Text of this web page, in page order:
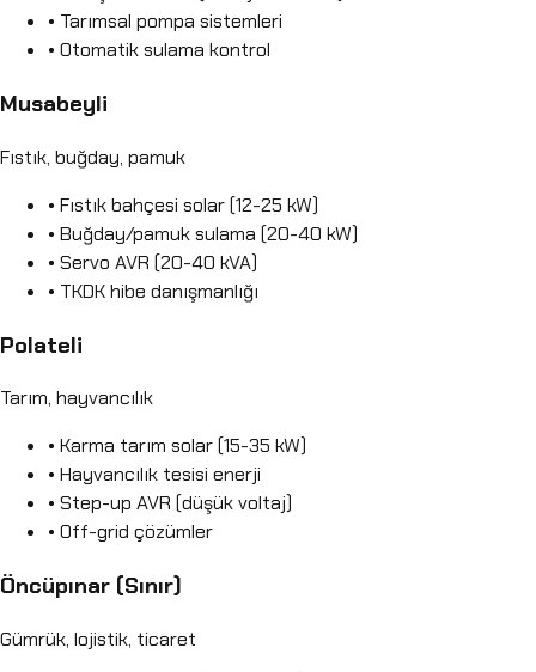
• Tarımsal pompa sistemleri
• Otomatik sulama kontrol
Musabeyli
Fıstık, buğday, pamuk
• Fıstık bahçesi solar (12-25 kW)
• Buğday/pamuk sulama (20-40 kW)
• Servo AVR (20-40 kVA)
• TKDK hibe danışmanlığı
Polateli
Tarım, hayvancılık
• Karma tarım solar (15-35 kW)
• Hayvancılık tesisi enerji
• Step-up AVR (düşük voltaj)
• Off-grid çözümler
Öncüpınar (Sınır)
Gümrük, lojistik, ticaret